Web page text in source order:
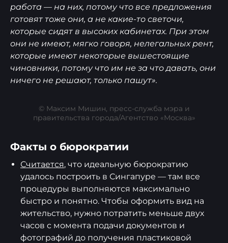
работа — на них, потому что все предложения
готовят тоже они, а не какие-то светочи,
которые сидят в высоких кабинетах. При этом
они не имеют, мягко говоря, нелегальных рент,
которые имеют некоторые вышестоящие
чиновники, потому что им не за что давать, они
ничего не решают, только пашут».
© Максим Мишин, пресс-служба мэра и
правительства города/Агентство «Москва»
Факты о бюрократии
Считается, что идеальную бюрократию
удалось построить в Сингапуре — там все
процедуры выполняются максимально
быстро и понятно. Чтобы оформить вид на
жительство, нужно потратить меньше двух
часов с момента подачи документов и
фотографий до получения пластиковой